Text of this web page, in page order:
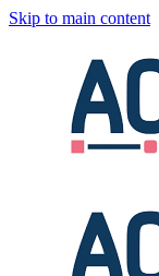
Skip to main content